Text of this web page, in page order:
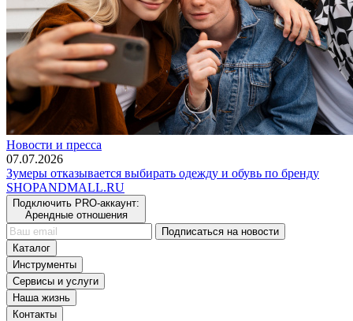
Новости и пресса
07.07.2026
Зумеры отказывается выбирать одежду и обувь по бренду
SHOPANDMALL.RU
Подключить PRO-аккаунт:
Арендные отношения
Подписаться на новости
Каталог
Инструменты
Сервисы и услуги
Наша жизнь
Контакты